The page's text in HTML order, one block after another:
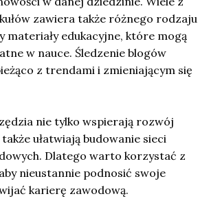
zawiera także różnego rodzaju
materiały edukacyjne, które mogą
w nauce. Śledzenie blogów
z trendami i zmieniającym się
nie tylko wspierają rozwój
ułatwiają budowanie sieci
Dlatego warto korzystać z
nieustannie podnosić swoje
karierę zawodową.